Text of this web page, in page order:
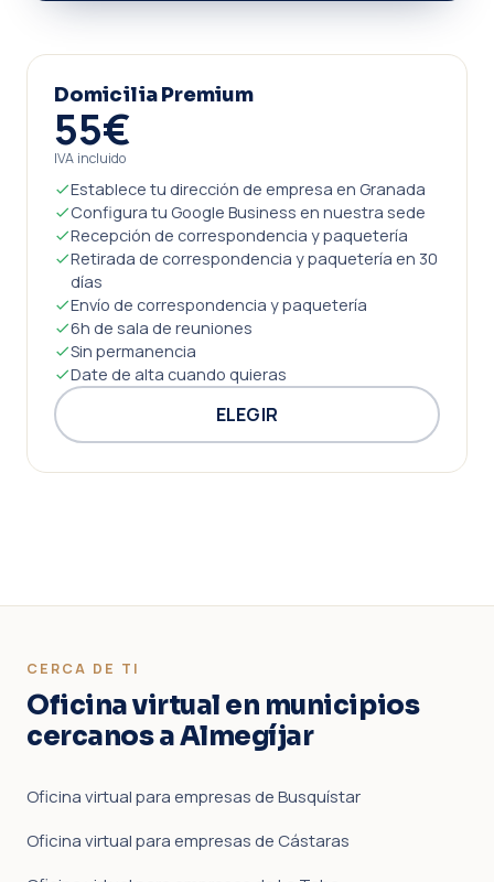
Domicilia Premium
55€
IVA incluido
Establece tu dirección de empresa en Granada
Configura tu Google Business en nuestra sede
Recepción de correspondencia y paquetería
Retirada de correspondencia y paquetería en 30
días
Envío de correspondencia y paquetería
6h de sala de reuniones
Sin permanencia
Date de alta cuando quieras
ELEGIR
CERCA DE TI
Oficina virtual en municipios
cercanos a Almegíjar
Oficina virtual para empresas de Busquístar
Oficina virtual para empresas de Cástaras